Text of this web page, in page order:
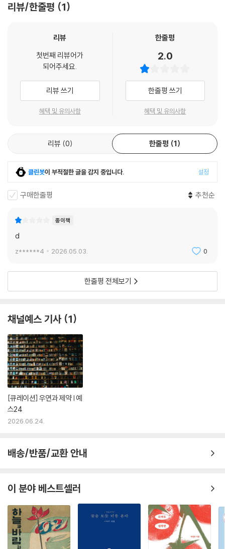
식 경로로 바꿔 부를 수도 있을 것이었다.
그 길이 아닌 길을 통해서 너를 보러 갔던 기억은 없다.
너의 집에 놀러 갔던 기억은 있지만 너의 집에 들어섰던 기억은 없다.
너의 집은 너의 집이 있는 ①의 입구에서 이미 시작하고 이미 끝나고 말았
다. ①의 입구를 이루는 유리문과 철제 손잡이, 흰색 페인트로 칠해진 처
마, 처마 한가운데 검은색 페인트로 적힌 동(棟)의 숫자……가 그 자체로
너의 집인 양, 그 시절의 전부인 양 생생하다.
--- 「그 언덕」 중에서
그런 의미란 무엇일까? 나는 교회 버스에서 내리며 늘 그런 질문을 했다.
보지 못하는 것.
그것이 은총이었을까?
있다면 손으로 손잡이를 돌려가면서)
만지고 있었다. 만지고 있었던 게 틀림없었다. 그 도로가 늘 거기서부터 시
나는 환상이라는 것이 내 안에서 흘러나오는 것인 줄 알았지만 그것은 그
런 척을 하면서, 그런 척을 하면서 여전히 거기 그것으로서 남아 있는, 그것
으로서 남아 있고자 하는, 나의 뒤에서 달려드는 모든 것이었다. 돌아보면
사라지겠지만 그것은 자꾸만 앞으로 앞으로 밀어닥치며 눈앞을 기억으로
가득하게 만드는 것이었다.
나는 말한다. 그 공원의 입구는 어디에도 없지만, ③은 언제나 그곳에 있으
며, ③은 나. 나는 당신에게 이 일대를 보여주어 기쁘다. 나는 ①과 ②와 ③
일종의 대열(隊列)을 이루어야 한다는 사실만큼은 알고 있었다.
사방에 차가운 바퀴가 있고, 그것이 돌아가고 있다. 그것이 그것을 돌리고
있다. 차를 타고 달릴 때와 비슷하다. 이것도 보고, 저것도 보지만, 전부 지
나가는 일일 따름이다.
---「그 기억 전문」중에서
호는 요소마다 차례를 배정하는 듯하지만 정작 화자의 발걸음은 그 수순이
단으로 가로지르고, ⑥을 포기하거나 아예 ⑧ 또는 ⑨를 상상한다”(「그 음
미술사학자 언스트 곰브리치는 ‘경관의 발명’을 주장하며 이렇게 말했다.
“알프스 경관은 산맥의 파노라마를 보여주는 회화보다 앞서 존재한 것이
아니라 그 뒤에 발견된 것이다.” 이는 회화가 프레임 역할을 하는 창(窓)이
라는 미학론으로 뒷받침된다. 그림 이전에 풍경이 존재할 수 없듯이, 기억
야를 가리는 이 장면들을 써내는 유일한 방법은 “단어의 정렬이나 번호 매
김”으로 “유년의 길을 만”(「그 언덕」)드는 것뿐일지도 모른다. 기록은 출
발점과 종착점 그리고 그들을 잇는 연속성을 요하기 때문이다. 그렇게 기
억을 기록으로 번안하는 김유림의 작업은, 곰브리치의 표현을 빌리자면
을 다시 말아서”(「그 전시」) 시를 짓는다. 그러나 기억에는 정해진 순서도
때와 마찬가지로, 평면화에 따르는 필연적 변질은 “①과 ②와 ③을 포함한
수많은 항목 중에서 무엇이 진실이고 무엇이 진실이 아닌지는 알” 수 없게
의 대열(隊列)을 이루어야 한다는 사실만큼은 알고 있”(「그 공원」)기에,
시인은 거듭해서 이미지에 번호를 달고 디테일을 나열한다.
그렇게 각각의 탐구 과정은 기억의 성질을 환기한다. 예컨대 전혀 상관없
는 두 대상을 한 곳에 수렴시키는 자력(“‘사모바르’를 좋아하기에 겨울이
면 그것을 떠올릴 수밖에 없고, 그러나 겨울이면 그 옷 또한 떠올릴 수밖에
없기에 여기에 함께/나란히 둔다, 「그 옷」), 프루스트의 마들렌처럼 특정
대상으로 온갖 장면을 범람하게 만드는 기폭성(“창밖은 내 어린 시절. 내
아파트. 내 창고. 내 창고의 자물쇠. 그 밖의 내 것”, 「기차」), 미래의 시공간
을 호출하는 힘(“그 바다로 가기 위해 속초 시내의 작은 횡단보도를 건너
흰색으로 칠한 콘크리트 벽으로 향할 때, ‘나’는 이미 그 바다를 본 것이나
다름없을 것이다. 그 바다는” “그 벽 위에서 일렁이고 있을 것이다”, 「그 바
다」, p. 57)이 있음을. 삶의 속도로 스쳐 지나가는 기억을 “잘 보이지 않는
들”어 “길고, 안정적”인 “풍경”(「그 외곽」)을 우리에게 보인다. 기억의 운
용법을 다채롭게 선보이는 시집은 기어코 당신의 우물에도 마중물을 붓는
말길.
흩어지고 뭉개지는 기억 속에 팔을 뻗어
‘너’의 손을 붙잡기 위한 이 모든 “탐구”
난 내게 가장 생생한 실감(의 측면)을 이용해 ①과 ②와 ③을 끌어당겨서
리뷰/한줄평 1
리뷰
첫번째 리뷰어가
되어주세요.
리뷰 쓰기
혜택 및 유의사항
한줄평
2.0
한줄평 쓰기
혜택 및 유의사항
리뷰 0 한줄평 1
클린봇이 부적절한 글을 감지 중입니다. 설정
구매한줄평 추천순
종이책
d
z******4 2026.05.03. 0
한줄평 전체보기
채널예스 기사 1
[큐레이션] 우연과 제약 | 예
스24
2026.06.24.
배송/반품/교환 안내
이 분야 베스트셀러